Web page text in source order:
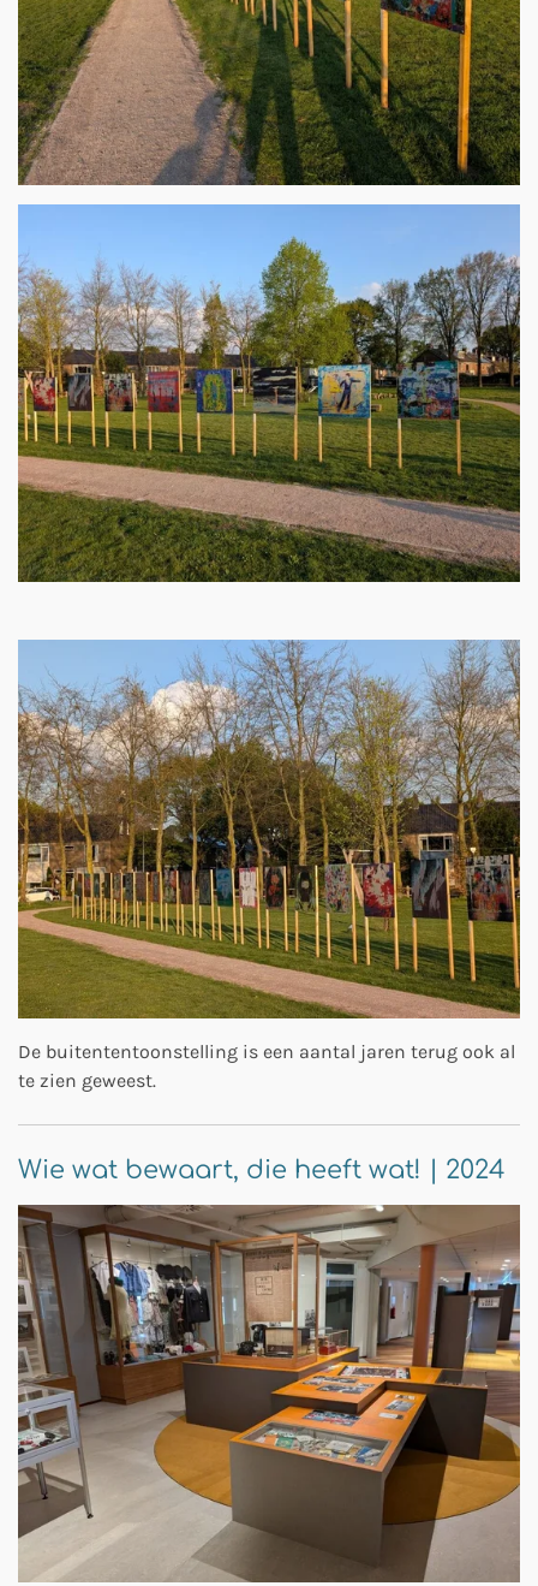
De buitententoonstelling is een aantal jaren terug ook al
te zien geweest.
Wie wat bewaart, die heeft wat! | 2024